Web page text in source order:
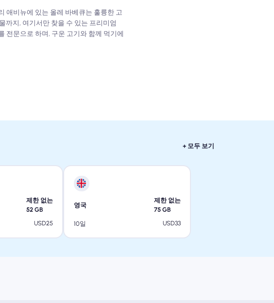
애비뉴에 있는 올레 바베큐는 훌륭한 고
까지, 여기서만 찾을 수 있는 프리미엄
전문으로 하며, 구운 고기와 함께 먹기에
+ 모두 보기
제한 없는
52 GB
USD25
영국
제한 없는
75 GB
10일
USD33